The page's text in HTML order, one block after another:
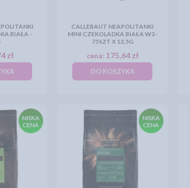
BIAŁA -
zł
CALLEBAUT NEAPOLITANKI
MINI CZEKOLADKA BIAŁA W2-
75SZT X 13,5G
cena: 175,64 zł
DO KOSZYKA